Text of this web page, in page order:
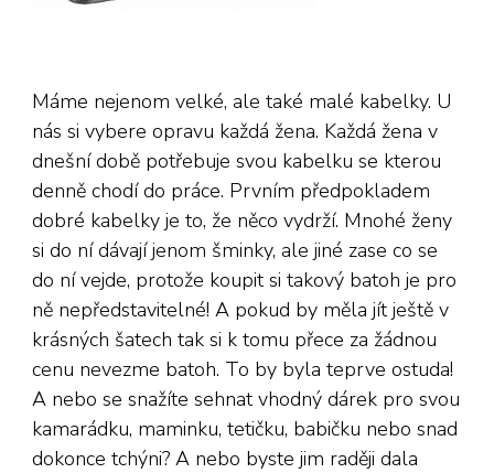
Máme nejenom velké, ale také malé kabelky. U
nás si vybere opravu každá žena. Každá žena v
dnešní době potřebuje svou kabelku se kterou
denně chodí do práce. Prvním předpokladem
dobré kabelky je to, že něco vydrží. Mnohé ženy
si do ní dávají jenom šminky, ale jiné zase co se
do ní vejde, protože koupit si takový batoh je pro
ně nepředstavitelné! A pokud by měla jít ještě v
krásných šatech tak si k tomu přece za žádnou
cenu nevezme batoh. To by byla teprve ostuda!
A nebo se snažíte sehnat vhodný dárek pro svou
kamarádku, maminku, tetičku, babičku nebo snad
dokonce tchýni? A nebo byste jim raději dala